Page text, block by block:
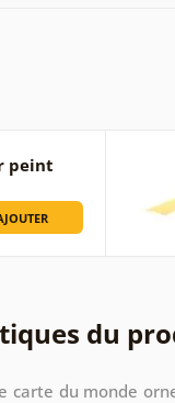
peint
du
carte du monde